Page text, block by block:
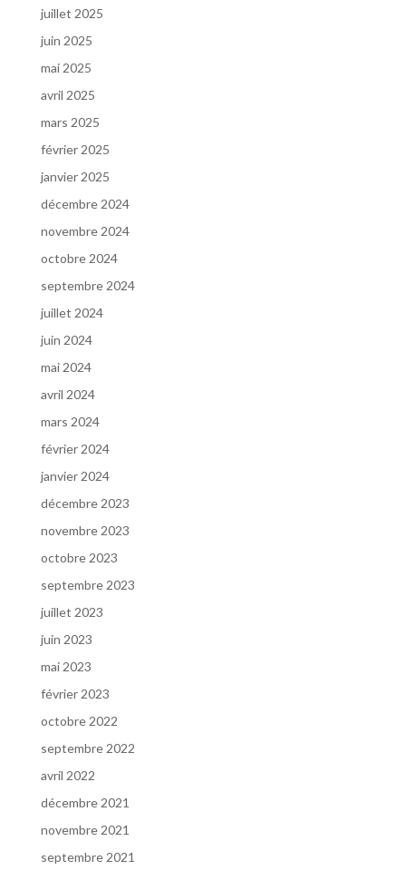
juillet 2025
juin 2025
mai 2025
avril 2025
mars 2025
février 2025
janvier 2025
décembre 2024
novembre 2024
octobre 2024
septembre 2024
juillet 2024
juin 2024
mai 2024
avril 2024
mars 2024
février 2024
janvier 2024
décembre 2023
novembre 2023
octobre 2023
septembre 2023
juillet 2023
juin 2023
mai 2023
février 2023
octobre 2022
septembre 2022
avril 2022
décembre 2021
novembre 2021
septembre 2021